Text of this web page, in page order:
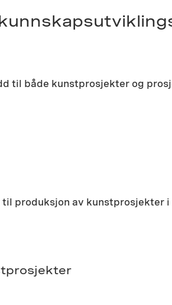
til både kunstprosjekter og
til produksjon av